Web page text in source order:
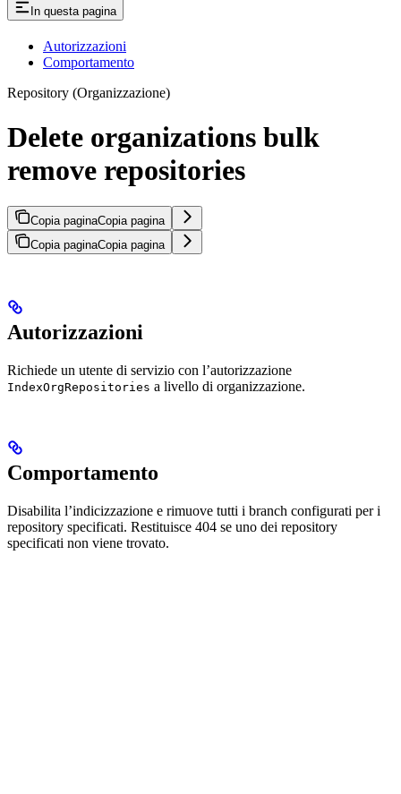
In questa pagina
Autorizzazioni
Comportamento
Repository (Organizzazione)
Delete organizations bulk
remove repositories
Copia paginaCopia pagina
Copia paginaCopia pagina
Autorizzazioni
Richiede un utente di servizio con l’autorizzazione
IndexOrgRepositories a livello di organizzazione.
Comportamento
Disabilita l’indicizzazione e rimuove tutti i branch configurati per i
repository specificati. Restituisce 404 se uno dei repository
specificati non viene trovato.